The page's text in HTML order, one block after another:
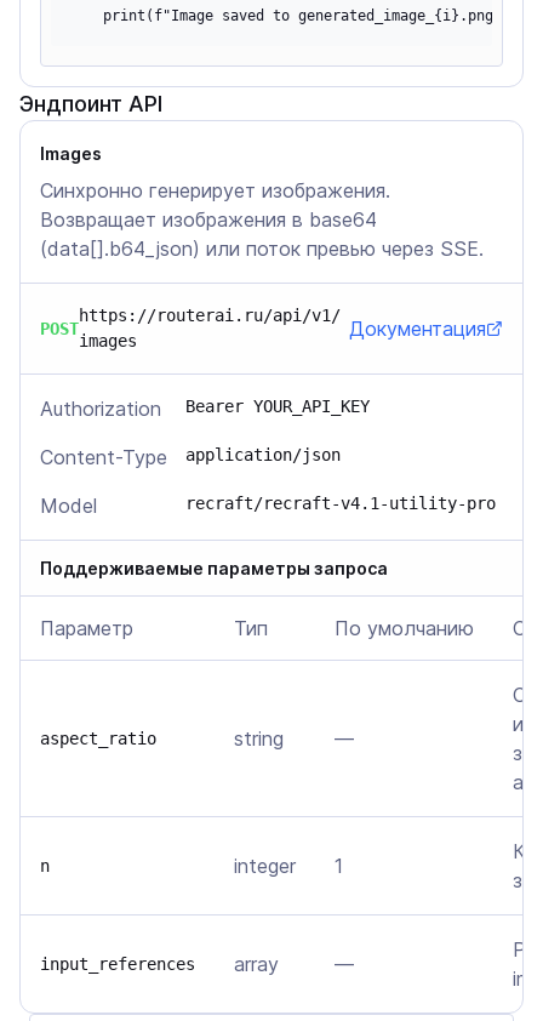
Эндпоинт API
Images
Синхронно генерирует изображения.
Возвращает изображения в base64
(data[].b64_json) или поток превью через SSE.
POST
https://routerai.ru/api/v1/
images
Документация
Authorization Bearer YOUR_API_KEY
Content-Type application/json
Model recraft/recraft-v4.1-utility-pro
Поддерживаемые параметры запроса
Параметр Тип По умолчанию
aspect_ratio string —
n integer 1
input_references array —